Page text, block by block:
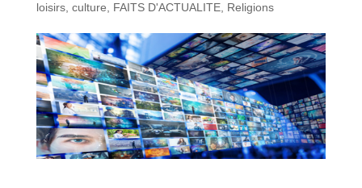
loisirs, culture
FAITS D'ACTUALITE, Religions